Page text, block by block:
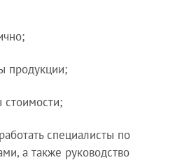
продукции;
стоимости;
специалисты по
а также руководство